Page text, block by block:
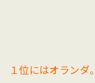
１位にはオランダ。